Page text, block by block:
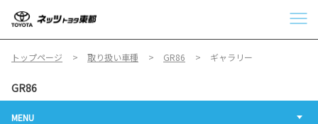
トップページ 取り扱い車種 GR86 ギャラリー
GR86
MENU